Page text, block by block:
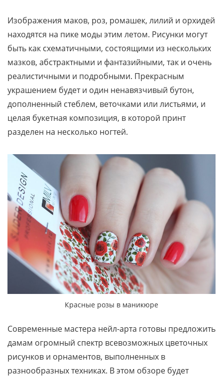
Изображения маков, роз, ромашек, лилий и орхидей
находятся на пике моды этим летом. Рисунки могут
быть как схематичными, состоящими из нескольких
мазков, абстрактными и фантазийными, так и очень
реалистичными и подробными. Прекрасным
украшением будет и один ненавязчивый бутон,
дополненный стеблем, веточками или листьями, и
целая букетная композиция, в которой принт
разделен на несколько ногтей.
Красные розы в маникюре
Современные мастера нейл-арта готовы предложить
дамам огромный спектр всевозможных цветочных
рисунков и орнаментов, выполненных в
разнообразных техниках. В этом обзоре будет